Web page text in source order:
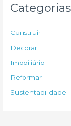
p
o
r
Categorias
Construir
Decorar
Imobiliário
Reformar
Sustentabilidade